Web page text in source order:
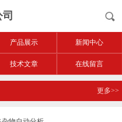
产品展示 新闻中心
技术文章 在线留言
更多>>